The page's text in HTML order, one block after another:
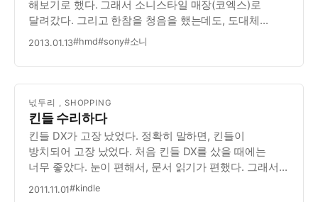
해보기로 했다. 그래서 소니스타일 매장(코엑스)로
달려갔다. 그리고 한참을 청음을 했는데도, 도대체
감흥을 느낄 수 없었다. 현재 내가 쓰고 있는 Sony DR-
구분할 줄 모르는 막귀이던지, 암튼 한참을 반복…
2013.01.13#hmd#sony#소니
넋두리 , SHOPPING
킨들 수리하다
킨들 DX가 고장 났었다. 정확히 말하면, 킨들이
방치되어 고장 났었다. 처음 킨들 DX를 샀을 때에는
너무 좋았다. 눈이 편해서, 문서 읽기가 편했다. 그래서
아이패드 보다는 킨들 DX에서 문서를 읽자는 마음이
2011.11.01#kindle